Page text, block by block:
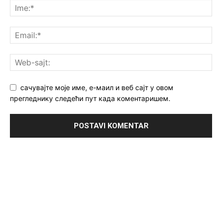
сачувајте моје име, е-маил и веб сајт у овом
прегледнику следећи пут када коментаришем.